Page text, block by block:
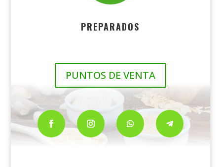
PREPARADOS
PUNTOS DE VENTA